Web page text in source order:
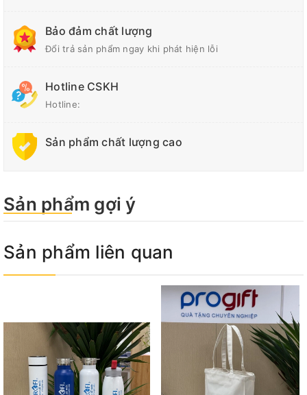
Bảo đảm chất lượng
Đổi trả sản phẩm ngay khi phát hiện lỗi
Hotline CSKH
Hotline:
Sản phẩm chất lượng cao
Sản phẩm gợi ý
Sản phẩm liên quan